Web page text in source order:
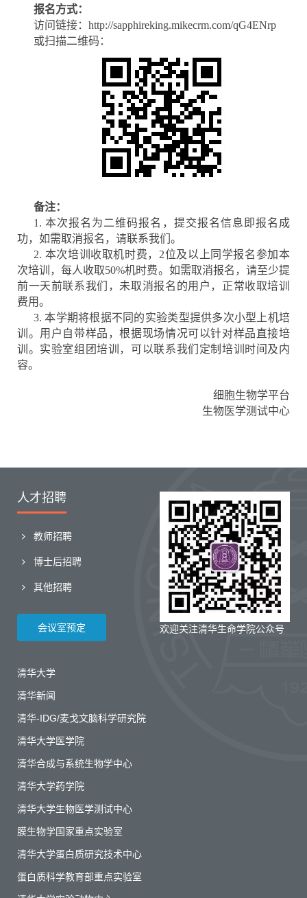
报名方式：
访问链接： http://sapphireking.mikecrm.com/qG4ENrp
或扫描二维码：
备注：
1. 本次报名为二维码报名，提交报名信息即报名成
功，如需取消报名，请联系我们。
2. 本次培训收取机时费，2位及以上同学报名参加本
次培训，每人收取50%机时费。如需取消报名，请至少提
前一天前联系我们，未取消报名的用户，正常收取培训
费用。
3. 本学期将根据不同的实验类型提供多次小型上机培
训。用户自带样品，根据现场情况可以针对样品直接培
训。实验室组团培训，可以联系我们定制培训时间及内
容。
细胞生物学平台
生物医学测试中心
欢迎关注清华生命学院公众号
人才招聘
教师招聘
博士后招聘
其他招聘
会议室预定
清华大学
清华新闻
清华-IDG/麦戈文脑科学研究院
清华大学医学院
清华合成与系统生物学中心
清华大学药学院
清华大学生物医学测试中心
膜生物学国家重点实验室
清华大学蛋白质研究技术中心
蛋白质科学教育部重点实验室